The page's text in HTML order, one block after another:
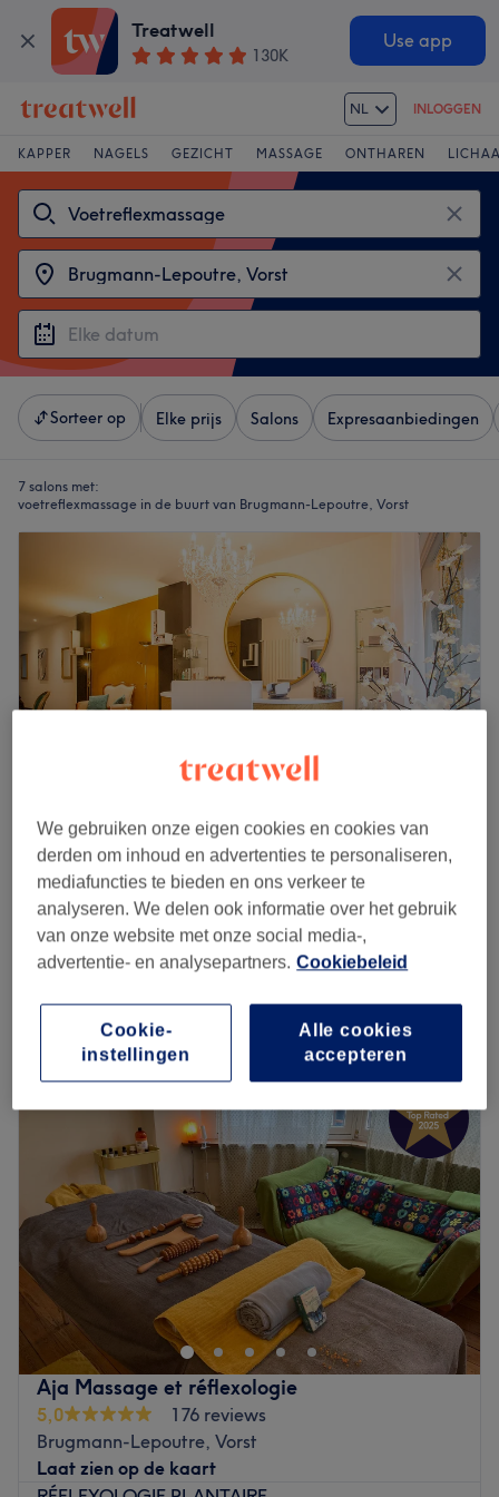
Treatwell
130K
Use app
NL INLOGGEN
KAPPER NAGELS GEZICHT MASSAGE ONTHAREN
Sorteer op Elke prijs Salons Expresaanbiedingen
7 salons met:
voetreflexmassage in de buurt van Brugmann-Lepoutre, Vorst
Spécial Beauty
4,8
782 reviews
Globe, Ukkel
Laat zien op de kaart
Réflexologie plantaire
30 min
Maandag 11:00–21:00
Dinsdag
08:00–21:00
Woensdag
08:00–22:00
Donderdag
08:00 –21:00
Vrijdag
08:00–21:00
Zaterdag
08:00–21:00
Zondag
Gesloten
À la recherche d'un institut de beauté proposant une
grande variété de soins du côté de Uccle ? Rendez-vous
à Spécial Beauty, un espace dédié à la beauté et au
bien-être situé sur l'avenue Brugmann, à deux pas de
l'arrêt de tram Globe. Avec plus de 10 ans d'expérience
dans le monde de la beauté, Alena vous propose une très
belle carte de soins: soins du visage, épilations,
massages, beauté des mains et des pieds... La spécialité
de Spécial Beauty ? Les soins anti-âge et minceur. Vous
Aja Massage et réflexologie
5,0
176 reviews
Brugmann-Lepoutre, Vorst
Laat zien op de kaart
We gebruiken onze eigen cookies en cookies van
derden om inhoud en advertenties te personaliseren,
mediafuncties te bieden en ons verkeer te
analyseren. We delen ook informatie over het gebruik
van onze website met onze social media-,
advertentie- en analysepartners. Cookiebeleid
Alle cookies
accepteren
Cookie-
instellingen